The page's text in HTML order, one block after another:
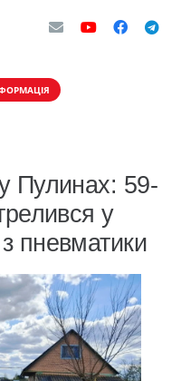
Пулинах: 59-
у
пневматики